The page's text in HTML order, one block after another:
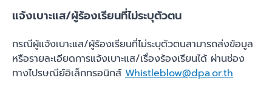
แจ้งเบาะแส/ผู้ร้องเรียนที่ไม่ระบุตัวตน
กรณีผู้แจ้งเบาะแส/ผู้ร้องเรียนที่ไม่ระบุตัวตนสามารถส่งข้อมูล
หรือรายละเอียดการแจ้งเบาะแส/เรื่องร้องเรียนได้ ผ่านช่อง
ทางไปรษณีย์อิเล็กทรอนิกส์ Whistleblow@dpa.or.th